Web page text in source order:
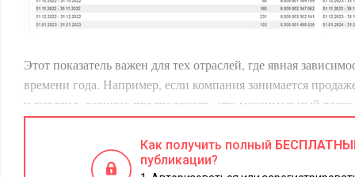
Этот показатель важен для тех отраслей, где явная
времени года. Например, если компания занимается
и гирлянд, логично предположить, что максимальный
В период весна-лето можно давать небольшую медийную
бренда и на формирование будущего спроса.
Как получить полный
публикации?